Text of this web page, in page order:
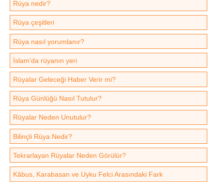
Rüya nedir?
Rüya çeşitleri
Rüya nasıl yorumlanır?
İslam’da rüyanın yeri
Rüyalar Geleceği Haber Verir mi?
Rüya Günlüğü Nasıl Tutulur?
Rüyalar Neden Unutulur?
Bilinçli Rüya Nedir?
Tekrarlayan Rüyalar Neden Görülür?
Kâbus, Karabasan ve Uyku Felci Arasındaki Fark